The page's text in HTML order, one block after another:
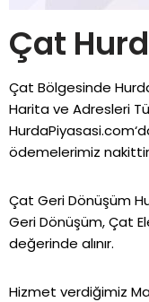
Çat
Çat Bölgesinde
Harita ve Adresleri
HurdaPiyasasi.com
ödemelerimiz
Çat Geri Dönüşüm
Geri Dönüşüm, Çat
değerinde alınır.
Hizmet verdiğimiz